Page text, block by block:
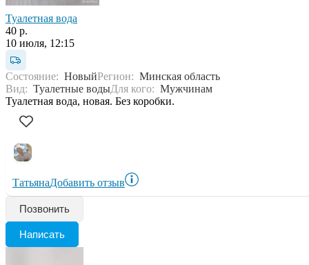
Туалетная вода
40 р.
10 июля, 12:15
Состояние: НовыйРегион: Минская область
Вид: Туалетные водыДля кого: Мужчинам
Туалетная вода, новая. Без коробки.
ТатьянаДобавить отзыв
Позвонить
Написать